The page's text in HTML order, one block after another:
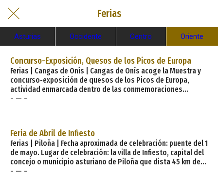
Ferias
Asturias Occidente Centro Oriente
Concurso-Exposición, Quesos de los Picos de Europa
Ferias | Cangas de Onís | Cangas de Onís acoge la Muestra y
concurso-exposición de quesos de los Picos de Europa,
actividad enmarcada dentro de las conmemoraciones
vinculadas con Covadonga en el año 2018: I Centenario de la
relacionadas con la actividad quesera y
- — -
Feria de Abril de Infiesto
Ferias | Piloña | Fecha aproximada de celebración: puente del 1
de mayo. Lugar de celebración: la villa de Infiesto, capital del
concejo o municipio asturiano de Piloña que dista 45 km de
Oviedo, capital de la comunidad autónoma del Principado de
- — -